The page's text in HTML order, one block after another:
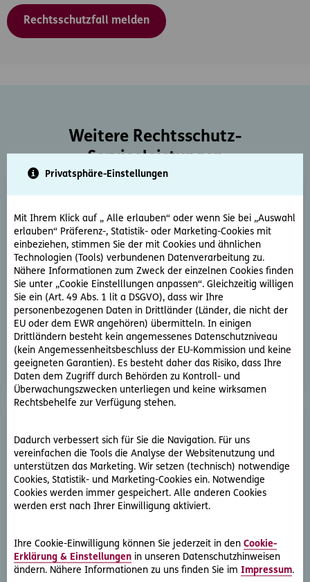
Privatsphäre-Einstellungen
Mit Ihrem Klick auf „ Alle erlauben“ oder wenn Sie bei „Auswahl
erlauben“ Präferenz-, Statistik- oder Marketing-Cookies mit
einbeziehen, stimmen Sie der mit Cookies und ähnlichen
Technologien (Tools) verbundenen Datenverarbeitung zu.
Nähere Informationen zum Zweck der einzelnen Cookies finden
Sie unter „Cookie Einstelllungen anpassen“. Gleichzeitig willigen
Sie ein (Art. 49 Abs. 1 lit a DSGVO), dass wir Ihre
personenbezogenen Daten in Drittländer (Länder, die nicht der
EU oder dem EWR angehören) übermitteln. In einigen
Drittländern besteht kein angemessenes Datenschutzniveau
(kein Angemessenheitsbeschluss der EU-Kommission und keine
geeigneten Garantien). Es besteht daher das Risiko, dass Ihre
Daten dem Zugriff durch Behörden zu Kontroll- und
Überwachungszwecken unterliegen und keine wirksamen
Rechtsbehelfe zur Verfügung stehen.
Dadurch verbessert sich für Sie die Navigation. Für uns
vereinfachen die Tools die Analyse der Websitenutzung und
unterstützen das Marketing. Wir setzen (technisch) notwendige
Cookies, Statistik- und Marketing-Cookies ein. Notwendige
Cookies werden immer gespeichert. Alle anderen Cookies
werden erst nach Ihrer Einwilligung aktiviert.
Ihre Cookie-Einwilligung können Sie jederzeit in den Cookie-
Erklärung & Einstellungen in unseren Datenschutzhinweisen
ändern. Nähere Informationen zu uns finden Sie im Impressum.
Rechtsschutzfall melden
Weitere Rechtsschutz-
Serviceleistungen
Rechtsberatung
Sie haben ein rechtliche Frage? Unsere Rechtsexperten
beantworten diese gerne und schnell.
Rechtsfrage stellen
D.A.S. Direkthilfe®
oder streben eine außergerichtliche Lösung an
Rechtsschutzfall melden